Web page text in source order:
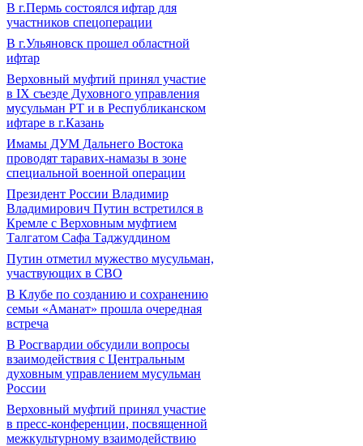
В г.Пермь состоялся ифтар для
участников спецоперации
В г.Ульяновск прошел областной
ифтар
Верховный муфтий принял участие
в IХ съезде Духовного управления
мусульман РТ и в Республиканском
ифтаре в г.Казань
Имамы ДУМ Дальнего Востока
проводят таравих-намазы в зоне
специальной военной операции
Президент России Владимир
Владимирович Путин встретился в
Кремле с Верховным муфтием
Талгатом Сафа Таджуддином
Путин отметил мужество мусульман,
участвующих в СВО
В Клубе по созданию и сохранению
семьи «Аманат» прошла очередная
встреча
В Росгвардии обсудили вопросы
взаимодействия с Центральным
духовным управлением мусульман
России
Верховный муфтий принял участие
в пресс-конференции, посвященной
межкультурному взаимодействию